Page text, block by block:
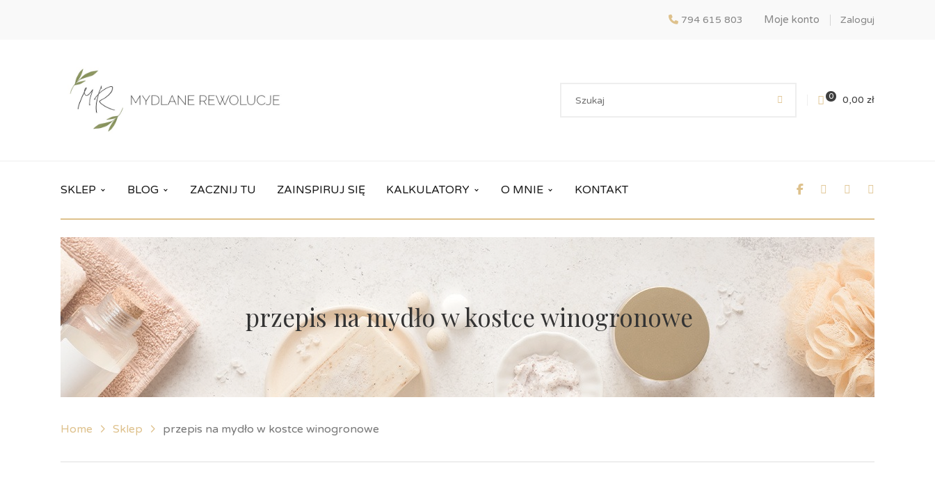
794 615 803 Moje konto Zaloguj
0 0,00 zł
SKLEP BLOG ZACZNIJ TU ZAINSPIRUJ SIĘ KALKULATORY O MNIE KONTAKT
przepis na mydło w kostce winogronowe
Home Sklep przepis na mydło w kostce winogronowe